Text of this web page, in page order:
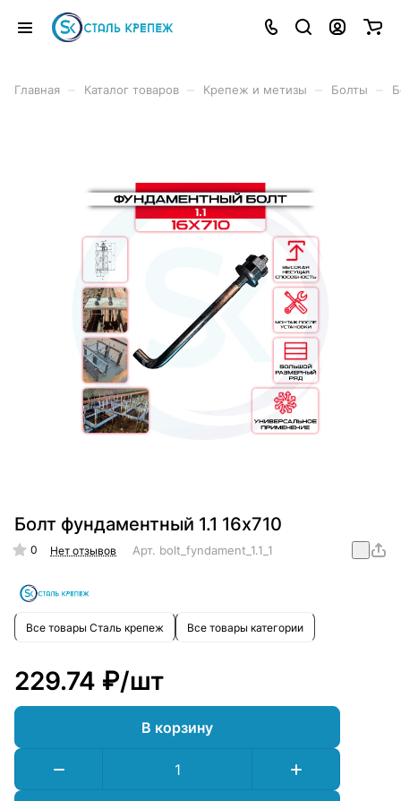
Главная Каталог товаров Крепеж и метизы Болты
Болт фундаментный 1.1 16х710
0 Нет отзывов Арт. bolt_fyndament_1.1_16x710
Все товары Сталь крепеж Все товары категории
229.74 ₽/шт
В корзину